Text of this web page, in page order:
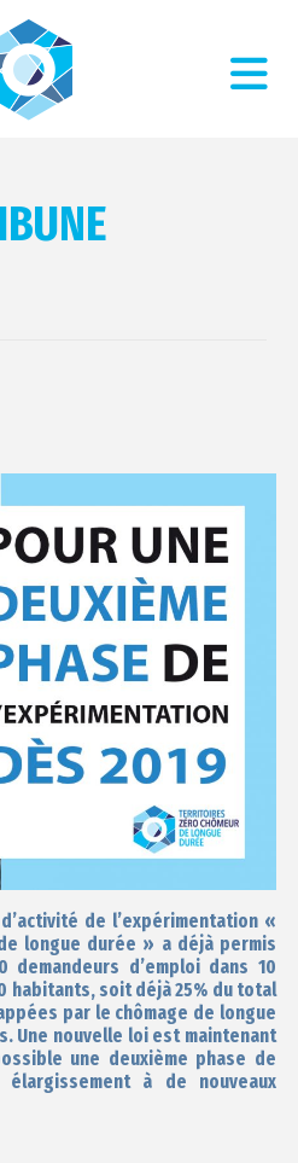
de l’expérimentation «
longue durée » a déjà permis
demandeurs d’emploi dans 10
habitants, soit déjà 25% du total
par le chômage de longue
Une nouvelle loi est maintenant
une deuxième phase de
à de nouveaux